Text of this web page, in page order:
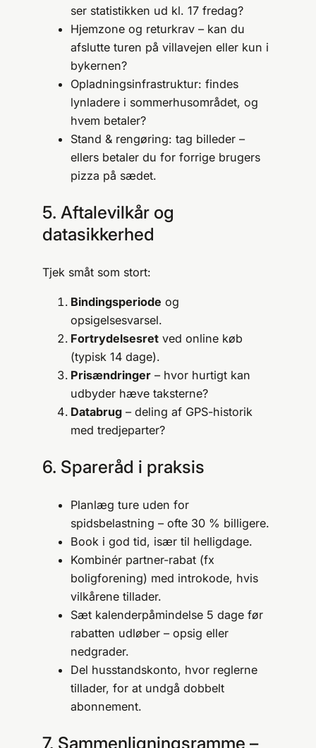
ser statistikken ud kl. 17 fredag?
Hjemzone og returkrav – kan du
afslutte turen på villavejen eller kun i
bykernen?
Opladnings­infrastruktur: findes
lynladere i sommerhusområdet, og
hvem betaler?
Stand & rengøring: tag billeder –
ellers betaler du for forrige brugers
pizza på sædet.
5. Aftalevilkår og
datasikkerhed
Tjek småt som stort:
Bindingsperiode og
opsigelsesvarsel.
Fortrydelsesret ved online køb
(typisk 14 dage).
Prisændringer – hvor hurtigt kan
udbyder hæve taksterne?
Databrug – deling af GPS-historik
med tredjeparter?
6. Spareråd i praksis
Planlæg ture uden for
spidsbelastning – ofte 30 % billigere.
Book i god tid, især til helligdage.
Kombinér partner-rabat (fx
boligforening) med intro­kode, hvis
vilkårene tillader.
Sæt kalenderpåmindelse 5 dage før
rabatten udløber – opsig eller
nedgrader.
Del husstandskonto, hvor reglerne
tillader, for at undgå dobbelt
abonnement.
7. Sammenligningsramme –